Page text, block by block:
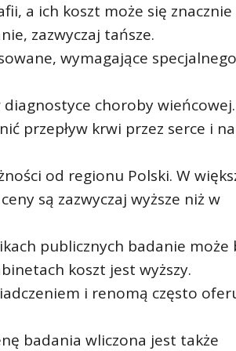
a ich koszt może się znacznie
zazwyczaj tańsze.
wymagające specjalnego
choroby wieńcowej.
przepływ krwi przez serce i
od regionu Polski. W
są zazwyczaj wyższe niż w
publicznych badanie może
koszt jest wyższy.
i renomą często
badania wliczona jest także